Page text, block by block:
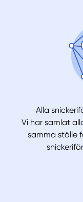
Alla
Vi har samlat
samma ställe